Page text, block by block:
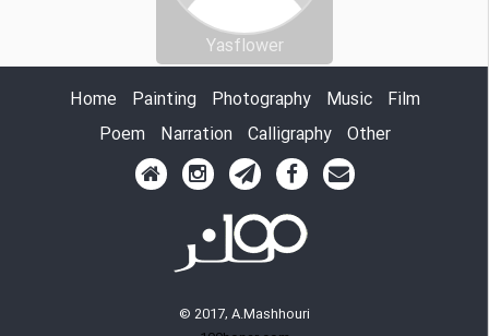
Yasflower
Home
Painting Photography Music
Film
Poem
Narration Calligraphy Other
© 2017, A.Mashhouri